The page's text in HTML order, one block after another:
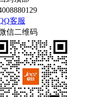
客服
信二维码